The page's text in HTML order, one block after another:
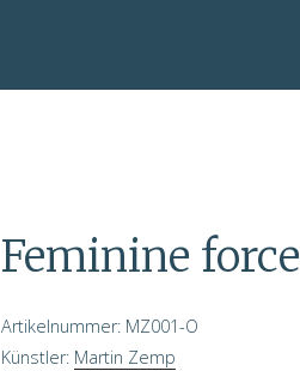
Feminine force
Artikelnummer: MZ001-O
Künstler: Martin Zemp